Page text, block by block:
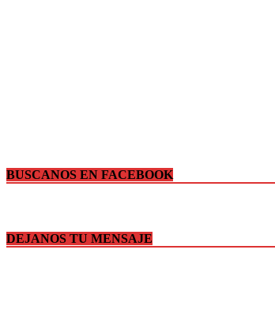
BUSCANOS EN FACEBOOK
DEJANOS TU MENSAJE